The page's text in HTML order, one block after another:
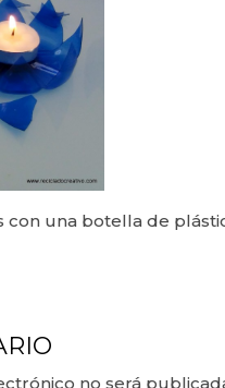
con una botella de
no será